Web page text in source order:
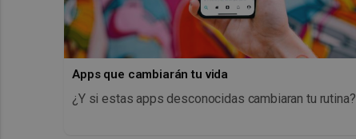
Apps que cambiarán tu vida
¿Y si estas apps desconocidas cambiaran tu rutina?